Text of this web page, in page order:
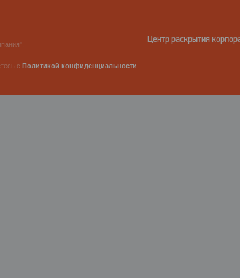
Центр раскрытия
с Политикой конфиденциальности